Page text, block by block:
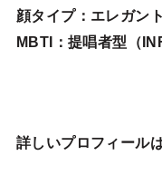
顔タイプ：エレガン ト
MBTI：提唱者型（
詳しいプロフィール